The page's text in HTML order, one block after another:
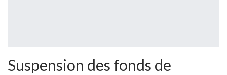
Suspension des fonds de